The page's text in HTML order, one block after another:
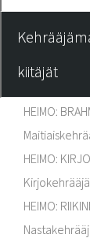
kiitäjät
HEIMO:
HEIMO:
Kirjokehrääjä
HEIMO: